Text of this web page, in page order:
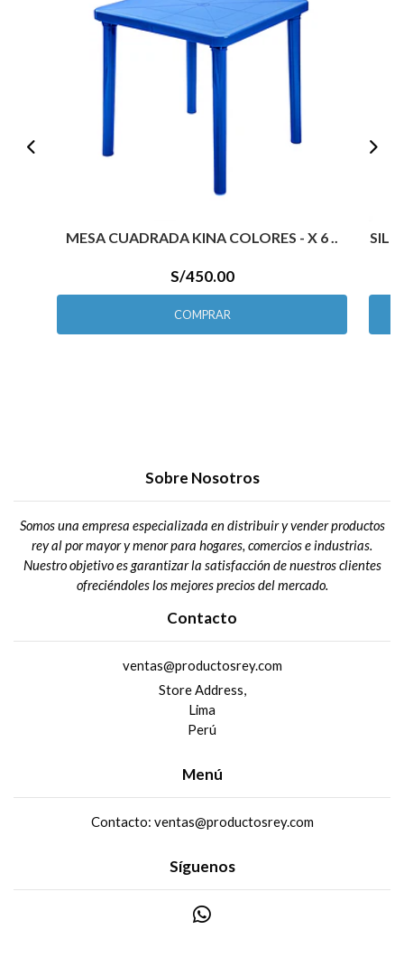
MESA CUADRADA KINA COLORES - X 6 ..
S/450.00
COMPRAR
Sobre Nosotros
Somos una empresa especializada en distribuir y vender productos
rey al por mayor y menor para hogares, comercios e industrias.
Nuestro objetivo es garantizar la satisfacción de nuestros clientes
ofreciéndoles los mejores precios del mercado.
Contacto
ventas@productosrey.com
Store Address,
Lima
Perú
Menú
Contacto: ventas@productosrey.com
Síguenos